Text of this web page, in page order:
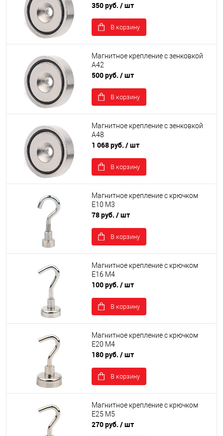
350 руб. / шт
В корзину
Магнитное крепление с зенковкой
А42
500 руб. / шт
В корзину
Магнитное крепление с зенковкой
А48
1 068 руб. / шт
В корзину
Магнитное крепление с крючком
Е10 М3
78 руб. / шт
В корзину
Магнитное крепление с крючком
Е16 М4
100 руб. / шт
В корзину
Магнитное крепление с крючком
Е20 М4
180 руб. / шт
В корзину
Магнитное крепление с крючком
Е25 М5
270 руб. / шт